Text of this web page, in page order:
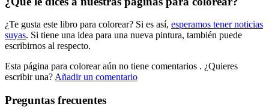
Libros para colorear para niños
Nezaradené
Sin categorizar
¿Te gusta este libro para colorear? Si es así, esperamos tener noticias
suyas. Si tiene una idea para una nueva pintura, también puede
escribirnos al respecto.
Esta página para colorear aún no tiene comentarios . ¿Quieres
escribir una? Añadir un comentario
Preguntas frecuentes